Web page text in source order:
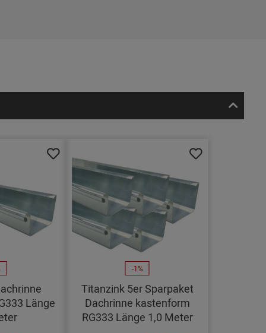
Länge
-1%
Titanzink 5er Sparpaket
Dachrinne kastenform
RG333 Länge 1,0 Meter